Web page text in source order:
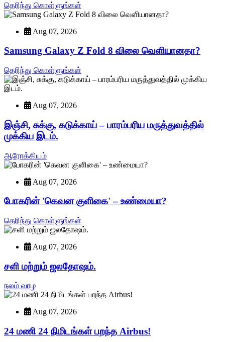
தெரிந்து கொள்ளுங்கள்
Aug 07, 2026
Samsung Galaxy Z Fold 8 விலை வெளியானதா?
தெரிந்து கொள்ளுங்கள்
Aug 07, 2026
இஞ்சி, சுக்கு, கடுக்காய் – பாரம்பரிய மருத்துவத்தில்
முக்கிய இடம்.
ஆரோக்கியம்
Aug 07, 2026
போகரின் 'கெவன குளிகை' – உண்மையா?
தெரிந்து கொள்ளுங்கள்
Aug 07, 2026
சளி மற்றும் ஜலதோஷம்.
நலம் வாழ
Aug 07, 2026
24 மணி 24 நிமிடங்கள் பறந்த Airbus!